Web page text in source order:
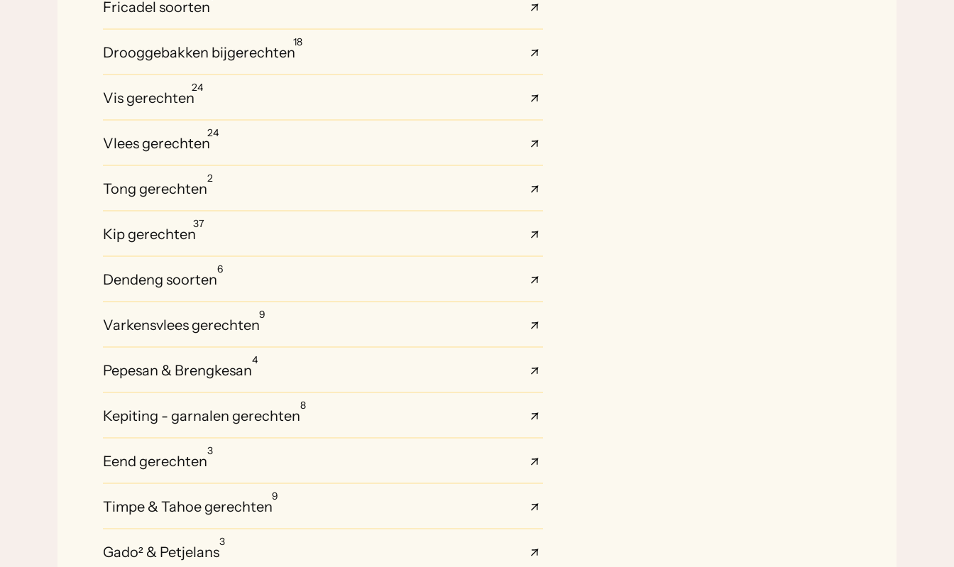
Fricadel soorten
Drooggebakken bijgerechten
18
Vis gerechten
24
Vlees gerechten
24
Tong gerechten
2
Kip gerechten
37
Dendeng soorten
6
Varkensvlees gerechten
9
Pepesan & Brengkesan
4
Kepiting - garnalen gerechten
8
Eend gerechten
3
Timpe & Tahoe gerechten
9
Gado² & Petjelans
3